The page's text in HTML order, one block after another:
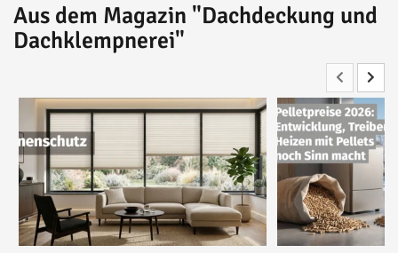
Aus dem Magazin "Dachdeckung und
Dachklempnerei"